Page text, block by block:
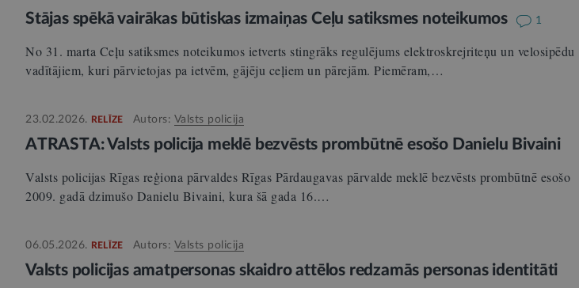
Stājas spēkā vairākas būtiskas izmaiņas Ceļu satiksmes noteikumos 1
No 31. marta Ceļu satiksmes noteikumos ietverts stingrāks regulējums elektroskrejriteņu un velosipēdu
vadītājiem, kuri pārvietojas pa ietvēm, gājēju ceļiem un pārejām. Piemēram,…
23.02.2026. RELĪZE Autors: Valsts policija
ATRASTA: Valsts policija meklē bezvēsts prombūtnē esošo Danielu Bivaini
Valsts policijas Rīgas reģiona pārvaldes Rīgas Pārdaugavas pārvalde meklē bezvēsts prombūtnē esošo
2009. gadā dzimušo Danielu Bivaini, kura šā gada 16.…
06.05.2026. RELĪZE Autors: Valsts policija
Valsts policijas amatpersonas skaidro attēlos redzamās personas identitāti